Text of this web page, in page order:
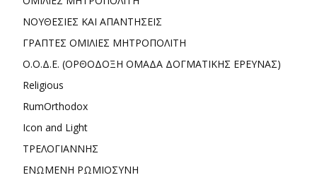
ΝΟΥΘΕΣΙΕΣ ΚΑΙ ΑΠΑΝΤΗΣΕΙΣ
ΓΡΑΠΤΕΣ ΟΜΙΛΙΕΣ ΜΗΤΡΟΠΟΛΙΤΗ
Ο.Ο.Δ.Ε. (ΟΡΘΟΔΟΞΗ ΟΜΑΔΑ ΔΟΓΜΑΤΙΚΗΣ ΕΡΕΥΝΑΣ)
Religious
RumOrthodox
Icon and Light
ΤΡΕΛΟΓΙΑΝΝΗΣ
ΕΝΩΜΕΝΗ ΡΩΜΙΟΣΥΝΗ